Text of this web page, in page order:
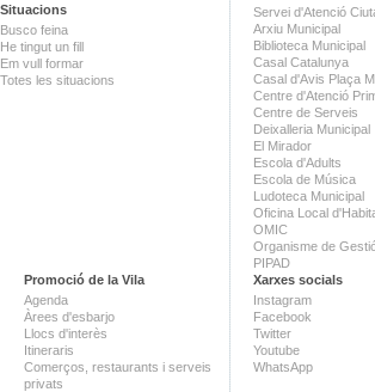
Situacions
Busco feina
He tingut un fill
Em vull formar
Totes les situacions
Servei d'Atenció
Arxiu Municipal
Biblioteca Municipal
Casal Catalunya
Casal d'Avis Plaça
Centre d'Atenció
Centre de Serveis
Deixalleria Municipal
El Mirador
Escola d'Adults
Escola de Música
Ludoteca Municipal
Oficina Local
OMIC
Organisme de
PIPAD
Promoció de la Vila
Agenda
Àrees d'esbarjo
Llocs d'interès
Itineraris
Comerços, restaurants i serveis
privats
Xarxes socials
Instagram
Facebook
Twitter
Youtube
WhatsApp